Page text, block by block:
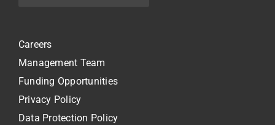
Careers
Management Team
Funding Opportunities
Privacy Policy
Data Protection Policy